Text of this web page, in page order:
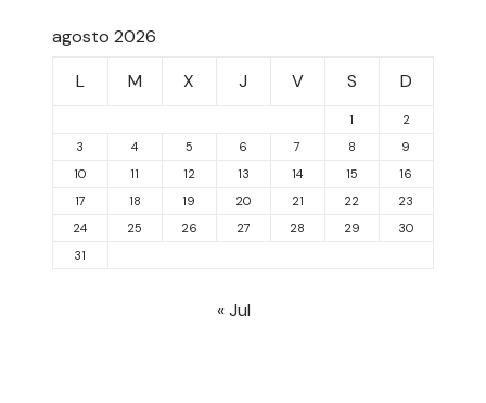
agosto 2026
L
M X J V S D
1
2
3
4 5 6 7 8
9
10
11 12 13 14 15
16
17
18 19 20 21 22
23
24
25 26 27 28 29
30
31
« Jul